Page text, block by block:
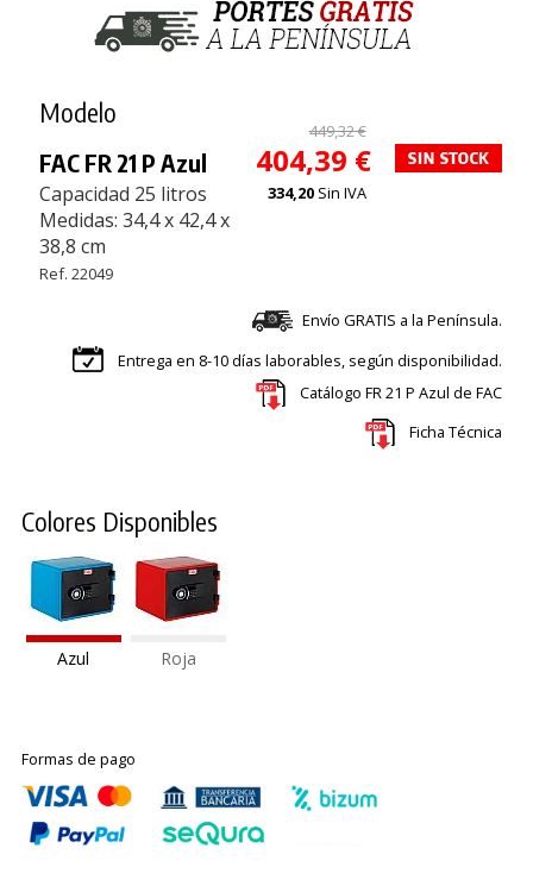
Modelo
FAC FR 21 P Azul
Capacidad 25 litros
Medidas: 34,4 x 42,4 x
38,8 cm
Ref. 22049
449,32 €
404,39 €
334,20 Sin IVA
Envío GRATIS a la Península.
Entrega en 8-10 días laborables, según disponibilidad.
Catálogo FR 21 P Azul de FAC
Ficha Técnica
Colores Disponibles
Azul Roja
Formas de pago